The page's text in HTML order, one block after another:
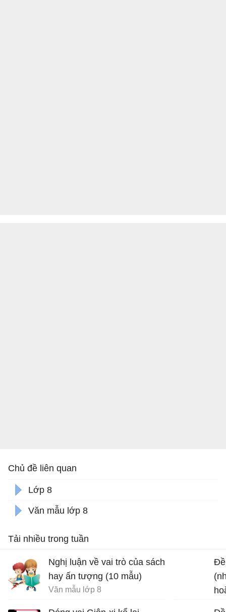
Chủ đề liên quan
Lớp 8
Văn mẫu lớp 8
Tải nhiều trong tuần
Nghị luận về vai trò của sách
hay ấn tượng (10 mẫu)
Văn mẫu lớp 8
Đề